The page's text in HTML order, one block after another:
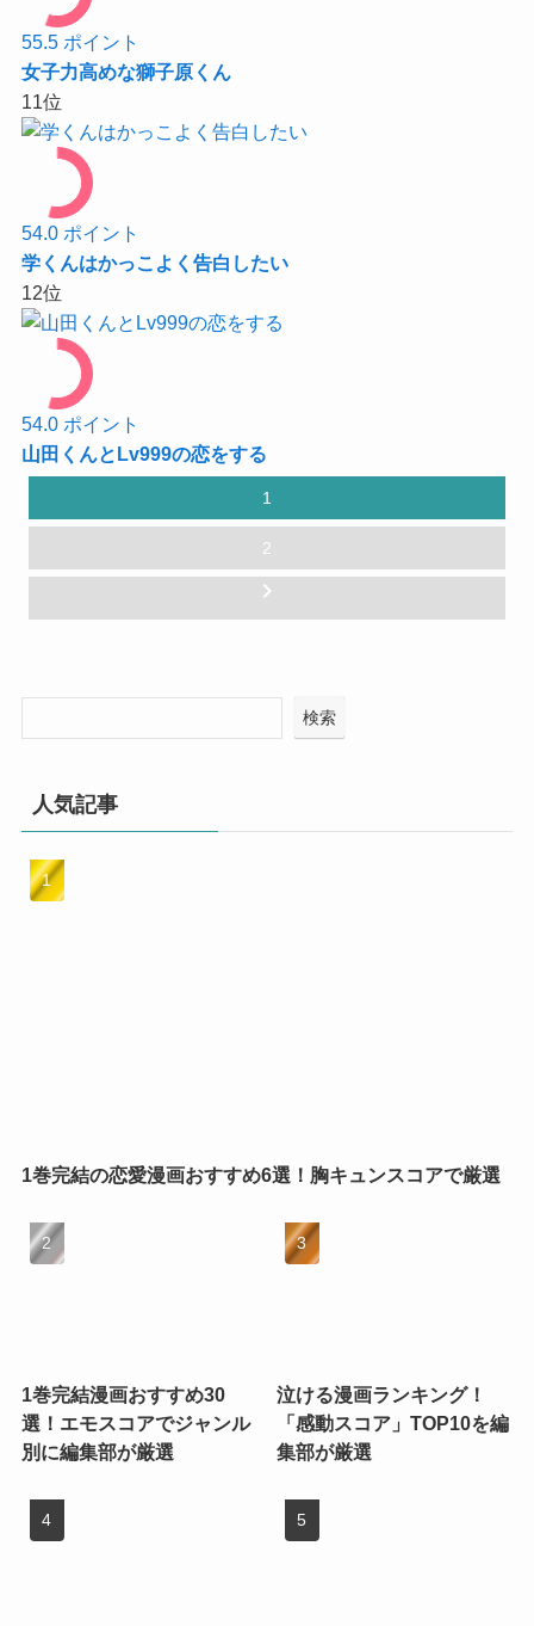
55.5 ポイント
女子力高めな獅子原くん
11位
54.0 ポイント
学くんはかっこよく告白したい
12位
54.0 ポイント
山田くんとLv999の恋をする
稿
ペ
り
1
2
chevron_right
検索
人気記事
1巻完結の恋愛漫画おすすめ6選！胸キュンスコアで厳選
1巻完結漫画おすすめ30
選！エモスコアでジャンル
別に編集部が厳選
泣ける漫画ランキング！
「感動スコア」TOP10を編
集部が厳選